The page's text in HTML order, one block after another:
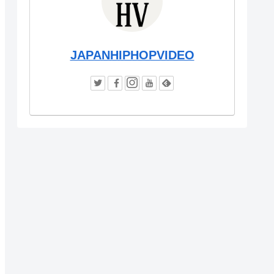
JAPANHIPHOPVIDEO